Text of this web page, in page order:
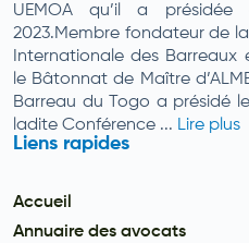
UEMOA qu’il a
2023.Membre fondateur de
Internationale des Barreaux
le Bâtonnat de Maître
Barreau du Togo a présidé
ladite Conférence ... Lire plus
Liens rapides
Accueil
Annuaire des avocats